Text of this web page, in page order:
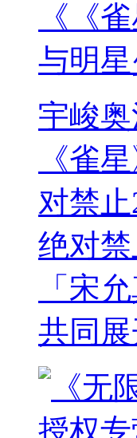
《《
与明
宇峻
《雀
对禁
绝对
「宋
共同